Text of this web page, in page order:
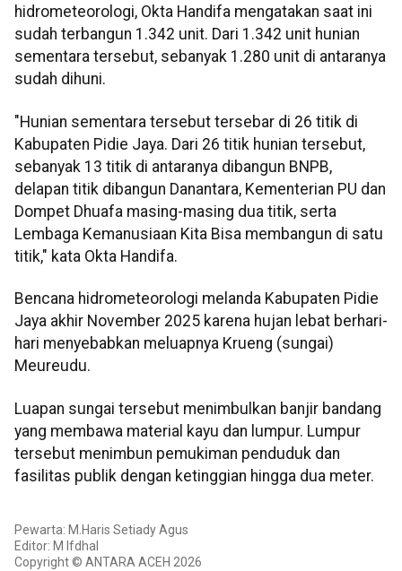
hidrometeorologi, Okta Handifa mengatakan saat ini
sudah terbangun 1.342 unit. Dari 1.342 unit hunian
sementara tersebut, sebanyak 1.280 unit di antaranya
sudah dihuni.
"Hunian sementara tersebut tersebar di 26 titik di
Kabupaten Pidie Jaya. Dari 26 titik hunian tersebut,
sebanyak 13 titik di antaranya dibangun BNPB,
delapan titik dibangun Danantara, Kementerian PU dan
Dompet Dhuafa masing-masing dua titik, serta
Lembaga Kemanusiaan Kita Bisa membangun di satu
titik," kata Okta Handifa.
Bencana hidrometeorologi melanda Kabupaten Pidie
Jaya akhir November 2025 karena hujan lebat berhari-
hari menyebabkan meluapnya Krueng (sungai)
Meureudu.
Luapan sungai tersebut menimbulkan banjir bandang
yang membawa material kayu dan lumpur. Lumpur
tersebut menimbun pemukiman penduduk dan
fasilitas publik dengan ketinggian hingga dua meter.
Pewarta: M.Haris Setiady Agus
Editor: M Ifdhal
Copyright © ANTARA ACEH 2026